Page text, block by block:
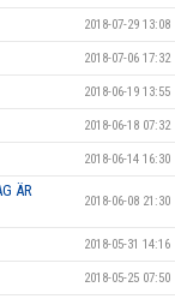
2018-07-29 13:08
2018-07-06 17:32
2018-06-19 13:55
2018-06-18 07:32
2018-06-14 16:30
ÄR
2018-06-08 21:30
2018-05-31 14:16
2018-05-25 07:50